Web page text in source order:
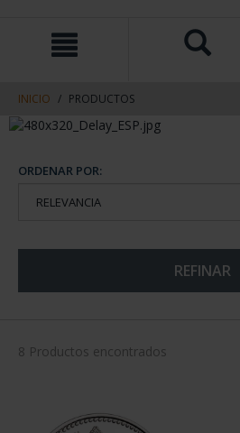
contenido
navegacin
INICIO PRODUCTOS
ORDENAR POR:
REFINAR
8 Productos encontrados